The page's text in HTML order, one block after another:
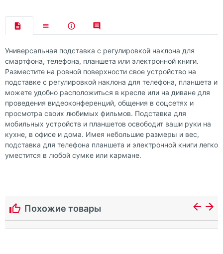
Универсальная подставка с регулировкой наклона для
смартфона, телефона, планшета или электронной книги.
Разместите на ровной поверхности свое устройство на
подставке с регулировкой наклона для телефона, планшета и
можете удобно расположиться в кресле или на диване для
проведения видеоконференций, общения в соцсетях и
просмотра своих любимых фильмов. Подставка для
мобильных устройств и планшетов освободит ваши руки на
кухне, в офисе и дома. Имея небольшие размеры и вес,
подставка для телефона планшета и электронной книги легко
уместится в любой сумке или кармане.
Похожие товары